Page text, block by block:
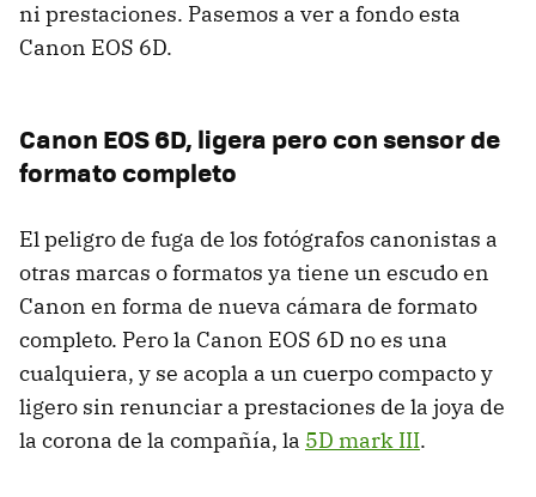
ni prestaciones. Pasemos a ver a fondo esta
Canon EOS 6D.
CanonEOS6D, ligera pero con sensor de
formato completo
El peligro de fuga de los fotógrafos canonistas a
otras marcas o formatos ya tiene un escudo en
Canon en forma de nueva cámara de formato
completo. Pero la Canon EOS 6D no es una
cualquiera, y se acopla a un cuerpo compacto y
ligero sin renunciar a prestaciones de la joya de
la corona de la compañía, la 5D mark III.